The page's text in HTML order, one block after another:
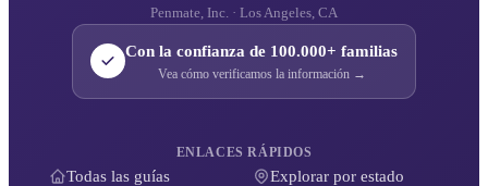
Penmate, Inc. · Los Angeles, CA
Con la confianza de 100.000+ familias
Vea cómo verificamos la información →
ENLACES RÁPIDOS
Todas las guías Explorar por estado